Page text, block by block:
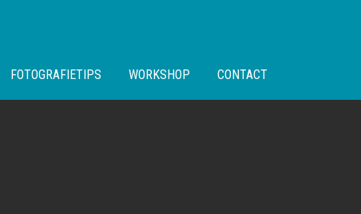
FOTOGRAFIETIPS WORKSHOP CONTACT